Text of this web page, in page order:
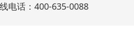
电话：400-635-0088